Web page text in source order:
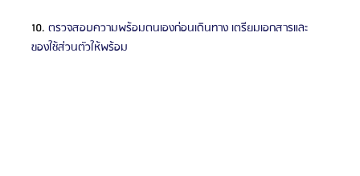
10. ตรวจสอบความพร้อมตนเองก่อนเดินทาง เตรียมเอกสารและ
ของใช้ส่วนตัวให้พร้อม